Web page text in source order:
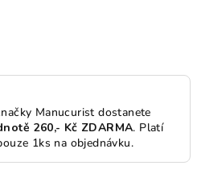
Manucurist dostanete
260,- Kč ZDARMA. Platí
1ks na objednávku.